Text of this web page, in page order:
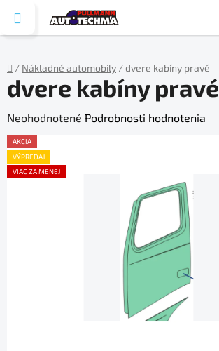
obsah
Domov
/ Nákladné automobily /dvere kabíny pravé
dvere kabíny pravé
Priemerné
hodnotenie
produktu
je
Neohodnotené Podrobnosti hodnotenia
AKCIA
VÝPREDAJ
VIAC ZA MENEJ